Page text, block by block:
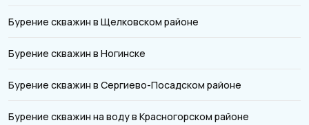
Бурение скважин в Щелковском районе
Бурение скважин в Ногинске
Бурение скважин в Сергиево-Посадском районе
Бурение скважин на воду в Красногорском районе